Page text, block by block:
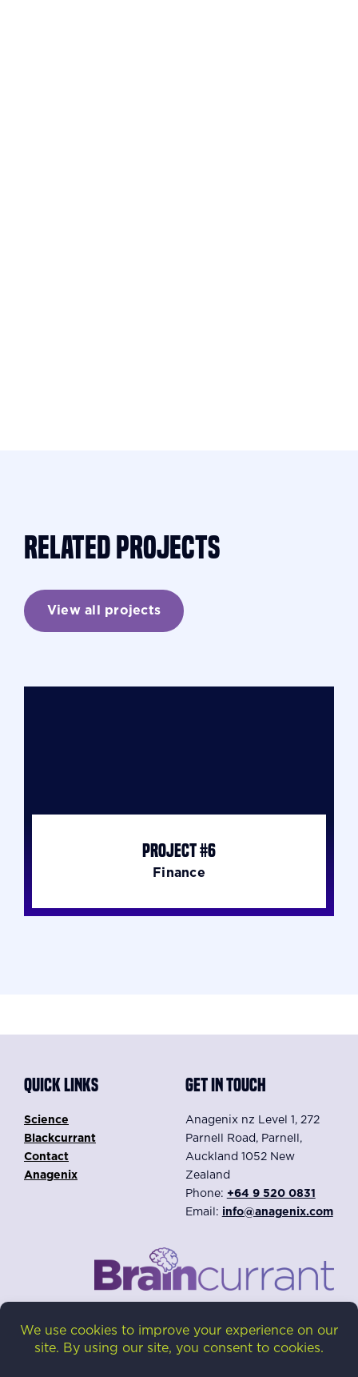
Related projects
View all projects
Project #6
Finance
QUICK LINKS
Science
Blackcurrant
Contact
Anagenix
GET IN TOUCH
Anagenix nz Level 1, 272
Parnell Road, Parnell,
Auckland 1052 New
Zealand
Phone: +64 9 520 0831
Email: info@anagenix.com
Disclaimer: The content on this website is intended for
our distributors. Braincurrant® is a dietary ingredient,